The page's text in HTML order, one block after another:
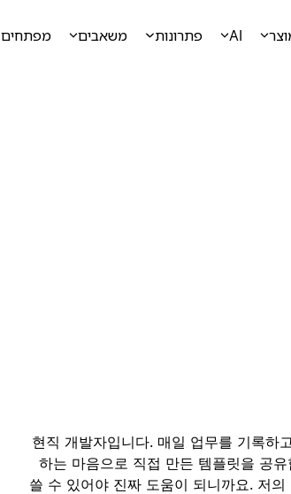
AI פתרונות משאבים מפתחים
👩‍💻 현직 개발자입니다. 매일 업무를 기록
하는 마음으로 직접 만든 템플릿을 공
쓸 수 있어야 진짜 도움이 되니까요. 저